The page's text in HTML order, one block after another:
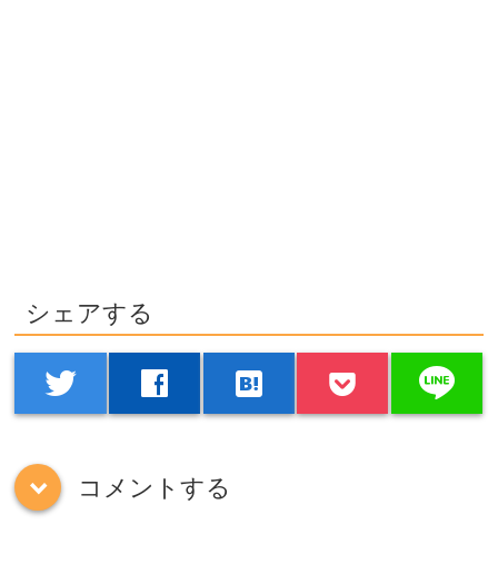
シェアする
twitter facebook hatenabookmark line
down コメントする